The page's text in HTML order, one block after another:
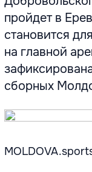
пройдет в
становится
на главной
сборных